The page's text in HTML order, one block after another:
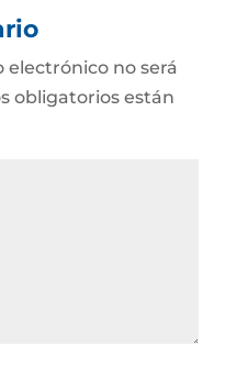
electrónico no será
obligatorios están